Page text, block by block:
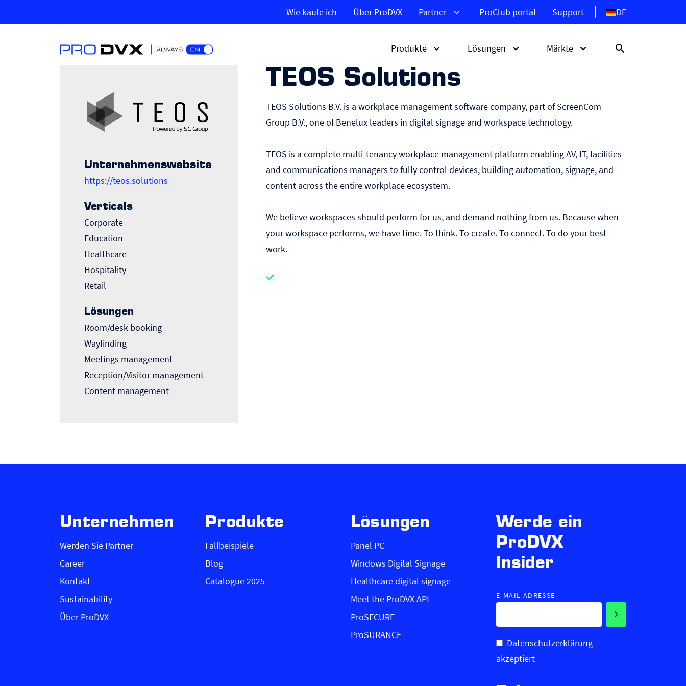
Wie kaufe ich Über ProDVX Partner ProClub portal Support DE
Produkte Lösungen Märkte
Produkte
APPC S-Series
Entdecken Sie die Box-PCs
Entdecken Sie den APPC-
Entdecken Sie die
UltraWide Signage-Displays
Touch-Monitor-Displays
Entdecken Sie die ProDVX
Lösungen
Digital Signage
Barcode-Preisprüfer
Kundenfeedback
Zutrittskontrollsysteme
Selbstbedienungskioske
POS-System
Märkte
Unternehmen
Regierungsstellen
Hotel- und Gastgewerbe
Unternehmenswebsite
https://teos.solutions
Verticals
Corporate
Education
Healthcare
Hospitality
Retail
Lösungen
Room/desk booking
Wayfinding
Meetings management
Reception/Visitor management
Content management
TEOS Solutions
TEOS Solutions B.V. is a workplace management software company, part of ScreenCom
Group B.V., one of Benelux leaders in digital signage and workspace technology.
TEOS is a complete multi-tenancy workplace management platform enabling AV, IT, facilities
and communications managers to fully control devices, building automation, signage, and
content across the entire workplace ecosystem.
We believe workspaces should perform ​for us, and demand nothing from us. Because when
your workspace performs, we have time. To think. ​​To create. To connect. To do your best
work.​
Unternehmen
Werden Sie Partner
Career
Kontakt
Sustainability
Über ProDVX
Produkte
Fallbeispiele
Blog
Catalogue 2025
Lösungen
Panel PC
Windows Digital Signage
Healthcare digital signage
Meet the ProDVX API
ProSECURE
ProSURANCE
Werde ein
ProDVX
Insider
E-MAIL-ADRESSE
Datenschutzerklärung
akzeptiert